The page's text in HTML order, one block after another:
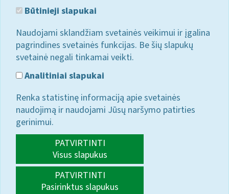
Būtinieji slapukai
Naudojami sklandžiam svetainės veikimui ir įgalina
pagrindines svetainės funkcijas. Be šių slapukų
svetainė negali tinkamai veikti.
Analitiniai slapukai
Renka statistinę informaciją apie svetainės
naudojimą ir naudojami Jūsų naršymo patirties
gerinimui.
PATVIRTINTI
Visus slapukus
PATVIRTINTI
Pasirinktus slapukus